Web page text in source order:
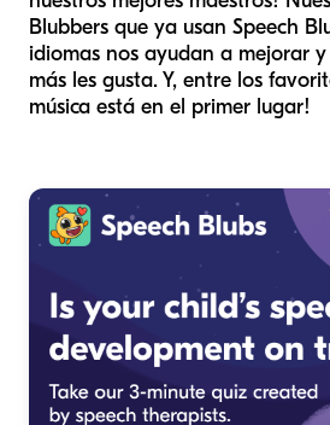
Blubbers que ya usan Speech
idiomas nos ayudan a mejorar
más les gusta. Y, entre los
música está en el primer lugar!